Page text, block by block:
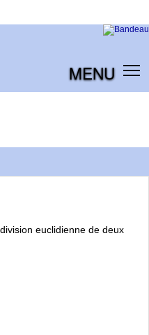
MENU
euclidienne de deux